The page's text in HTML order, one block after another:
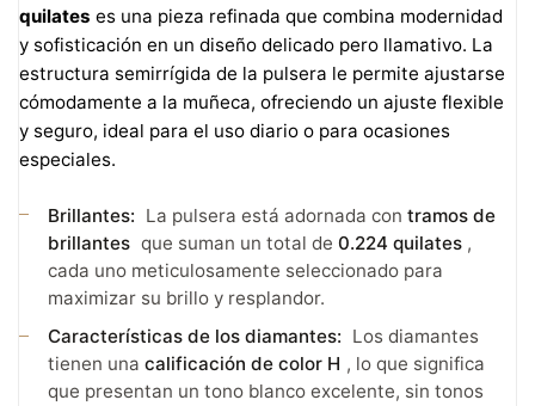
quilates es una pieza refinada que combina modernidad
y sofisticación en un diseño delicado pero llamativo. La
estructura semirrígida de la pulsera le permite ajustarse
cómodamente a la muñeca, ofreciendo un ajuste flexible
y seguro, ideal para el uso diario o para ocasiones
especiales.
Brillantes: La pulsera está adornada con tramos de
brillantes que suman un total de 0.224 quilates ,
cada uno meticulosamente seleccionado para
maximizar su brillo y resplandor.
Características de los diamantes: Los diamantes
tienen una calificación de color H , lo que significa
que presentan un tono blanco excelente, sin tonos